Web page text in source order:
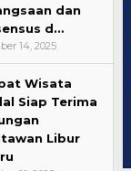
dan
d…
14, 2025
Wisata
Siap Terima
Libur